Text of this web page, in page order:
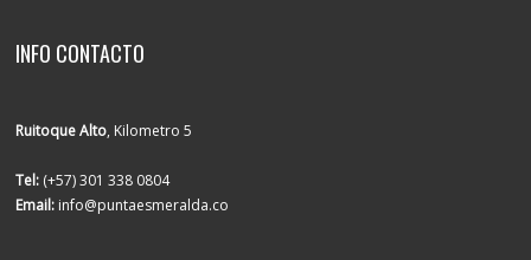
INFO CONTACTO
Ruitoque Alto, Kilometro 5
Tel: (+57) 301 338 0804
Email: info@puntaesmeralda.co